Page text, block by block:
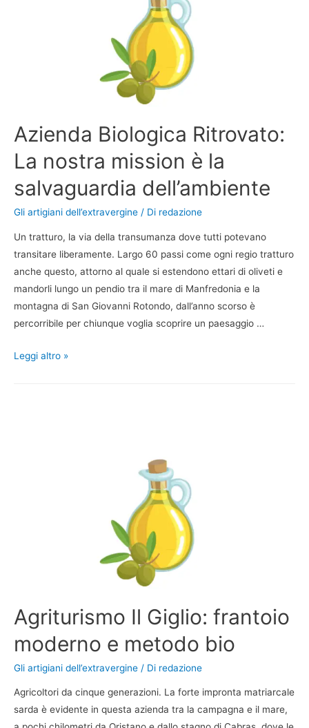
Azienda Biologica Ritrovato:
La nostra mission è la
salvaguardia dell’ambiente
Gli artigiani dell’extravergine / Di redazione
Un tratturo, la via della transumanza dove tutti potevano
transitare liberamente. Largo 60 passi come ogni regio tratturo
anche questo, attorno al quale si estendono ettari di oliveti e
mandorli lungo un pendio tra il mare di Manfredonia e la
montagna di San Giovanni Rotondo, dall’anno scorso è
percorribile per chiunque voglia scoprire un paesaggio …
Leggi altro »
Agriturismo Il Giglio: frantoio
moderno e metodo bio
Gli artigiani dell’extravergine / Di redazione
Agricoltori da cinque generazioni. La forte impronta matriarcale
sarda è evidente in questa azienda tra la campagna e il mare,